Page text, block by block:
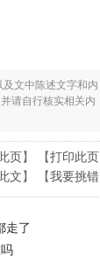
文中陈述文字和内
请自行核实相关内
页】 【打印此页
文】 【我要挑错
走了